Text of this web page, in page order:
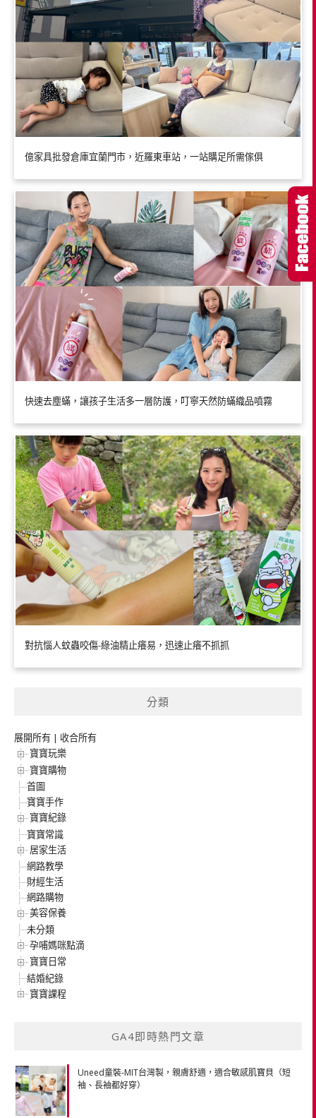
億家具批發倉庫宜蘭門市，近羅東車站，一站購足所需傢俱
快速去塵蟎，讓孩子生活多一層防護，叮寧天然防蟎織品噴霧
對抗惱人蚊蟲咬傷-綠油精止癢易，迅速止癢不抓抓
分類
展開所有 | 收合所有
寶寶玩樂
寶寶購物
首圖
寶寶手作
寶寶紀錄
寶寶常識
居家生活
網路教學
財經生活
網路購物
美容保養
未分類
孕哺媽咪點滴
寶寶日常
結婚紀錄
寶寶課程
GA4即時熱門文章
Uneed童裝-MIT台灣製，親膚舒適，適合敏感肌寶貝（短
袖、長袖都好穿）